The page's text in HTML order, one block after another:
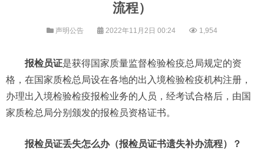
流程）
声明公告 2022年11月2日 00:24 1,954
报检员证是获得国家质量监督检验检疫总局规定的资
格，在国家质检总局设在各地的出入境检验检疫机构注册，
办理出入境检验检疫报检业务的人员，经考试合格后，由国
家质检总局分别颁发的报检员资格证书。
报检员证丢失怎么办（报检员证书遗失补办流程）？